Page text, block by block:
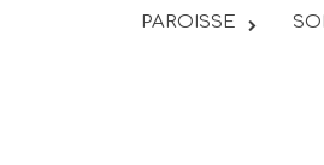
PAROISSE